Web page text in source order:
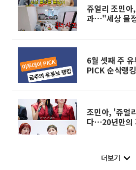
쥬얼리 조민
과⋯"세상 물
6월 셋째 주
PICK 순삭랭
조민아, '쥬얼
다⋯20년만의
더보기